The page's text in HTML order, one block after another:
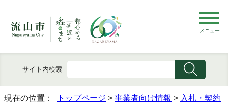
メニュー
サイト内検索
現在の位置： トップページ > 事業者向け情報 > 入札・契約